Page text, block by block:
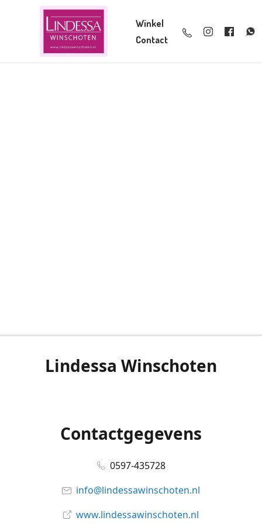
Winkel
Contact
Lindessa Winschoten
Contactgegevens
0597-435728
info@lindessawinschoten.nl
www.lindessawinschoten.nl